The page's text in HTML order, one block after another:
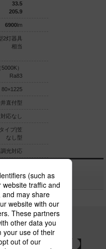
33.5
205.9
6900lm
2灯器具
相当
）
Ra83
80×1225
直付型
対応なし
イプ|笠
なし型
調光対応
SNSアカウント